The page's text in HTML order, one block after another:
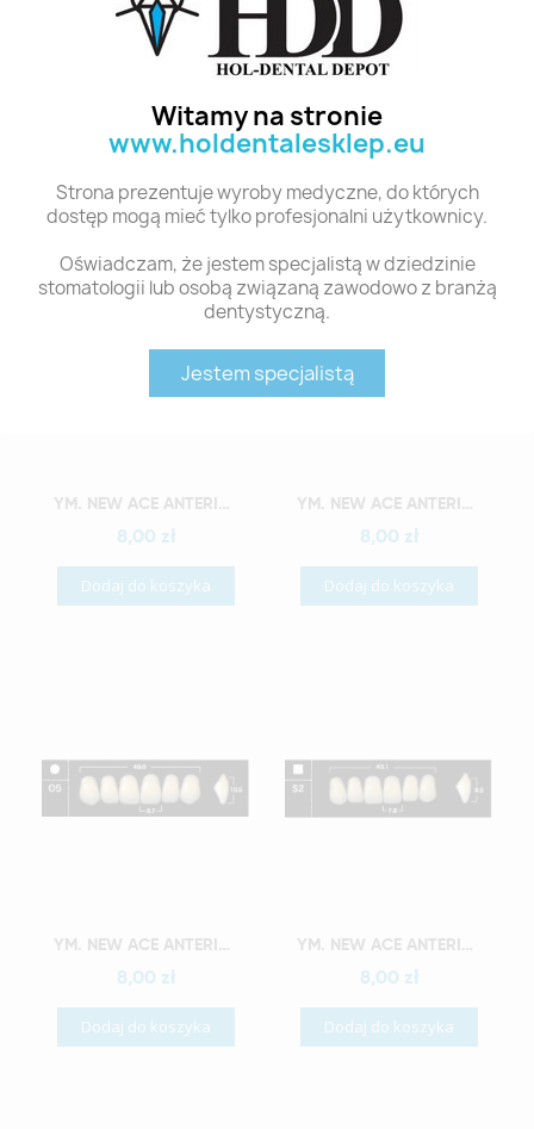
Witamy na stronie
www.holdentalesklep.eu
Strona prezentuje wyroby medyczne, do których
dostęp mogą mieć tylko profesjonalni użytkownicy.
Oświadczam, że jestem specjalistą w dziedzinie
stomatologii lub osobą związaną zawodowo z branżą
dentystyczną.
Jestem specjalistą
A2 O2 6
Polecane produkty z tej kategorii
Szybki podgląd YM. NEW ACE ANTERIOR - AKRYLOWE ZĘBY SZTUCZNE - A2-O3
8,00 zł
Dodaj do koszyka
Szybki podgląd YM. NEW ACE ANTERIOR - AKRYLOWE ZĘBY SZTUCZNE - A2-O4
8,00 zł
Dodaj do koszyka
Szybki podgląd YM. NEW ACE ANTERIOR - AKRYLOWE ZĘBY SZTUCZNE - A2-O5
8,00 zł
Dodaj do koszyka
Szybki podgląd YM. NEW ACE ANTERIOR - AKRYLOWE ZĘBY SZTUCZNE - A2-S2
8,00 zł
Dodaj do koszyka